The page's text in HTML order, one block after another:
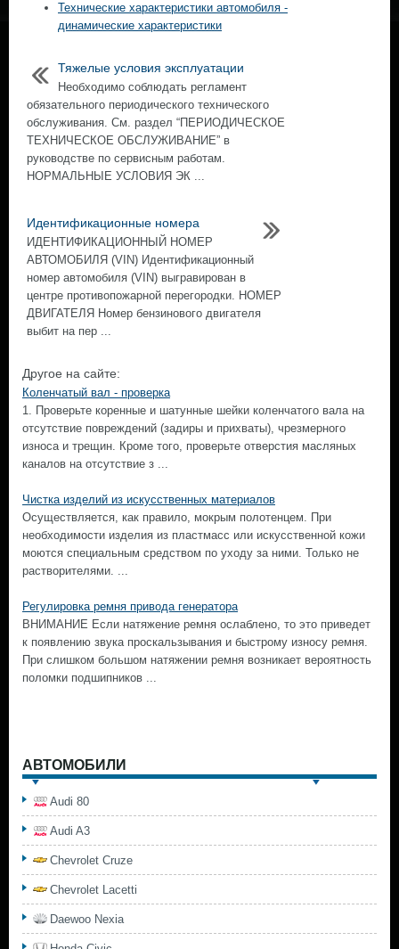
Технические характеристики автомобиля -
динамические характеристики
Тяжелые условия эксплуатации
Необходимо соблюдать регламент
обязательного периодического технического
обслуживания. См. раздел “ПЕРИОДИЧЕСКОЕ
ТЕХНИЧЕСКОЕ ОБСЛУЖИВАНИЕ” в
руководстве по сервисным работам.
НОРМАЛЬНЫЕ УСЛОВИЯ ЭК ...
Идентификационные номера
ИДЕНТИФИКАЦИОННЫЙ НОМЕР
АВТОМОБИЛЯ (VIN) Идентификационный
номер автомобиля (VIN) выгравирован в
центре противопожарной перегородки. НОМЕР
ДВИГАТЕЛЯ Номер бензинового двигателя
выбит на пер ...
Другое на сайте:
Коленчатый вал - проверка
1. Проверьте коренные и шатунные шейки коленчатого вала на
отсутствие повреждений (задиры и прихваты), чрезмерного
износа и трещин. Кроме того, проверьте отверстия масляных
каналов на отсутствие з ...
Чистка изделий из искусственных материалов
Осуществляется, как правило, мокрым полотенцем. При
необходимости изделия из пластмасс или искусственной кожи
моются специальным средством по уходу за ними. Только не
растворителями. ...
Регулировка ремня привода генератора
ВНИМАНИЕ Если натяжение ремня ослаблено, то это приведет
к появлению звука проскальзывания и быстрому износу ремня.
При слишком большом натяжении ремня возникает вероятность
поломки подшипников ...
АВТОМОБИЛИ
Audi 80
Audi A3
Chevrolet Cruze
Chevrolet Lacetti
Daewoo Nexia